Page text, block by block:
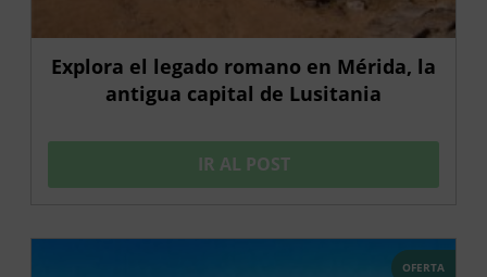
Explora el legado romano en Mérida, la
antigua capital de Lusitania
IR AL POST
OFERTA